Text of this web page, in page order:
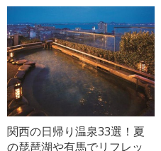
関西の日帰り温泉33選！夏
の琵琶湖や有馬でリフレッ